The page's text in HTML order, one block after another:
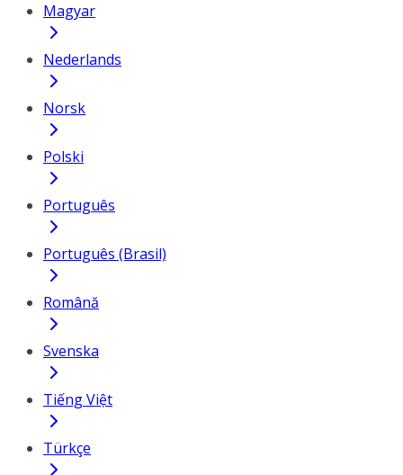
Magyar
Nederlands
Norsk
Polski
Português
Português (Brasil)
Română
Svenska
Tiếng Việt
Türkçe